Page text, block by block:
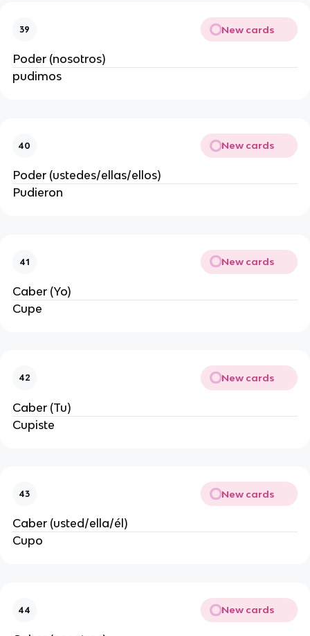
39 New cards
Poder (nosotros)
pudimos
40 New cards
Poder (ustedes/ellas/ellos)
Pudieron
41 New cards
Caber (Yo)
Cupe
42 New cards
Caber (Tu)
Cupiste
43 New cards
Caber (usted/ella/él)
Cupo
44 New cards